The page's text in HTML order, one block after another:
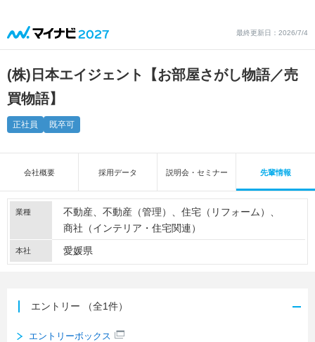
最終更新日：2026/7/4
(株)日本エイジェント【お部屋さがし物語／売
買物語】
正社員 既卒可
会社概要 採用データ 説明会・セミナー 先輩情報
業種 不動産 不動産（管理）
住宅（リフォーム）
商社（インテリア・住宅関連）
本社 愛媛県
エントリー （全1件）
エントリーボックス